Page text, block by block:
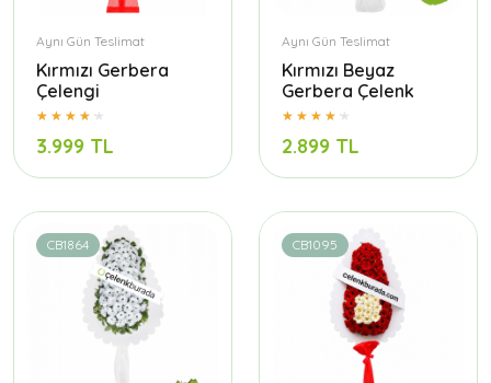
Aynı Gün Teslimat
Kırmızı Gerbera
Çelengi
3.999 TL
Aynı Gün Teslimat
Kırmızı Beyaz
Gerbera Çelenk
2.899 TL
CB1864 CB1095